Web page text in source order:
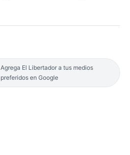
Agrega El Libertador a tus medios
preferidos en Google